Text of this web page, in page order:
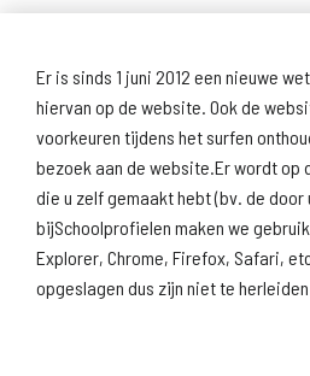
Er is sinds 1 juni 2012 een nieuwe
hiervan op de website. Ook de
voorkeuren tijdens het surfen
bezoek aan de website.Er wordt op
die u zelf gemaakt hebt (bv. de
bijSchoolprofielen maken we
Explorer, Chrome, Firefox, Safari,
opgeslagen dus zijn niet te